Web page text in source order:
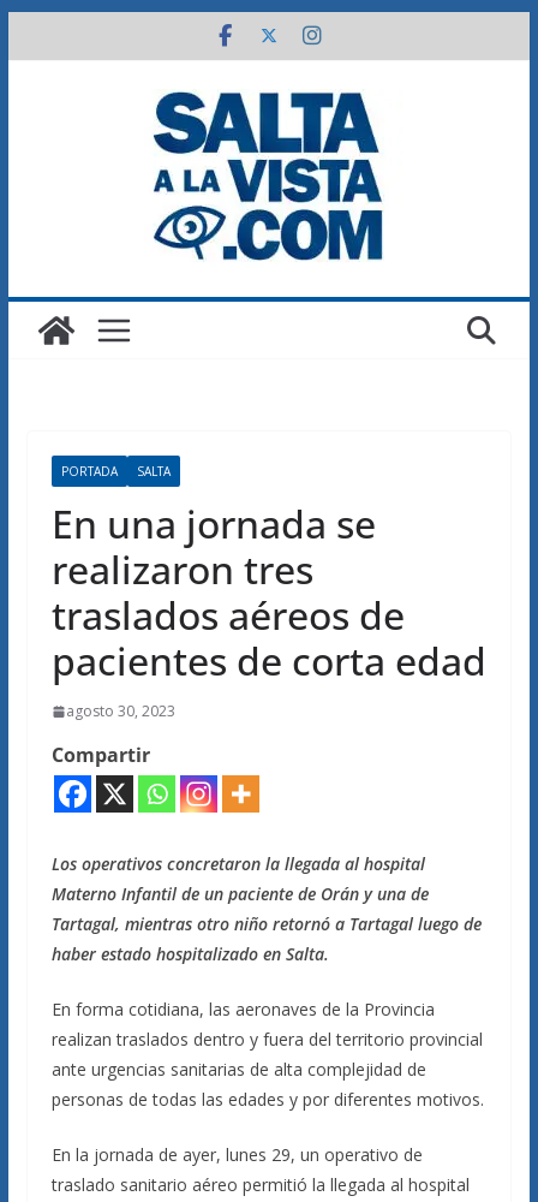
al
PORTADA SALTA
En una jornada se
realizaron tres
traslados aéreos de
pacientes de corta edad
agosto 30, 2023
Compartir
Los operativos concretaron la llegada al hospital
Materno Infantil de un paciente de Orán y una de
Tartagal, mientras otro niño retornó a Tartagal luego de
haber estado hospitalizado en Salta.
En forma cotidiana, las aeronaves de la Provincia
realizan traslados dentro y fuera del territorio provincial
ante urgencias sanitarias de alta complejidad de
personas de todas las edades y por diferentes motivos.
En la jornada de ayer, lunes 29, un operativo de
traslado sanitario aéreo permitió la llegada al hospital